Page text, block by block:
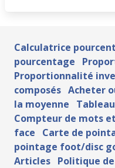
Calculatrice
pourcentage
Proportionnalité
composés Acheter
la moyenne
Compteur de mots
face
Carte de
pointage foot/disc
Articles Politique